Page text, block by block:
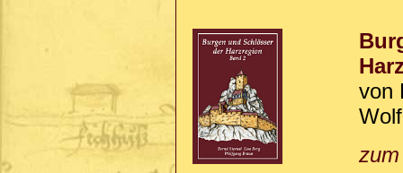
von